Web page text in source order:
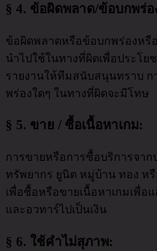
§ 4. ข้อผิดพลาด/ข้อบกพร่อ
ข้อผิดพลาดหรือข้อบกพร่องหรื
นำไปใช้ในทางที่ผิดเพื่อประโย
รายงานให้ทีมสนับสนุนทราบ
พร่องใดๆ ในทางที่ผิดจะมีโทษ
§ 5. ขาย / ซื้อเนื้อหาเกม:
การขายหรือการซื้อบริการจา
ทรัพยากร ยูนิต หมู่บ้าน ทอง ห
เพื่อซื้อหรือขายเนื้อหาเกมเพื่
และอวทาร์ไปเป็นเงิน
§ 6. ใช้คำไม่สุภาพ: